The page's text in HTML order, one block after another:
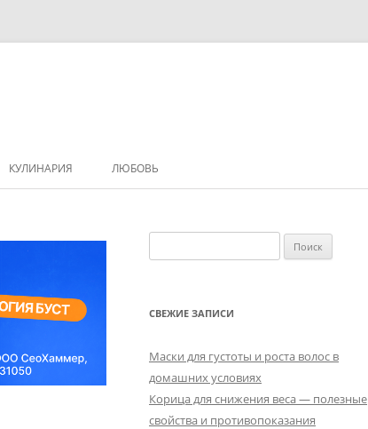
КУЛИНАРИЯ ЛЮБОВЬ
СВЕЖИЕ ЗАПИСИ
Маски для густоты и роста волос в
домашних условиях
Корица для снижения веса — полезные
свойства и противопоказания